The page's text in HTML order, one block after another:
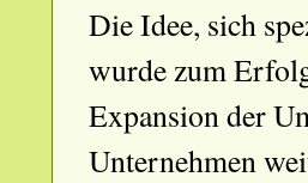
Die Idee, sich
wurde zum
Expansion der
Unternehmen